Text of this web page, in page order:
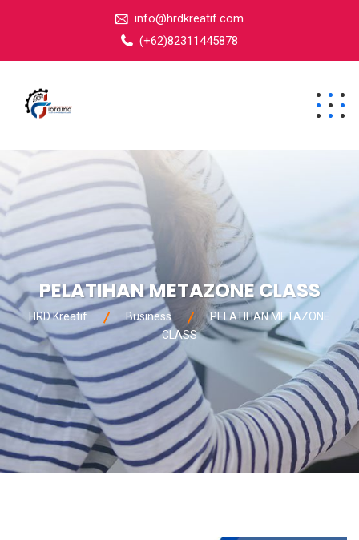
info@hrdkreatif.com
(+62)82311445878
PELATIHAN METAZONE CLASS
HRD Kreatif Business
PELATIHAN METAZONE
CLASS